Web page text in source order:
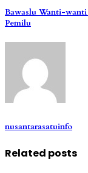
Bawaslu Wanti-
Pemilu
nusantarasatuinfo
Related posts